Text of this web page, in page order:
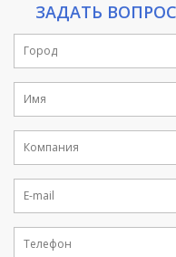
ЗАДАТЬ